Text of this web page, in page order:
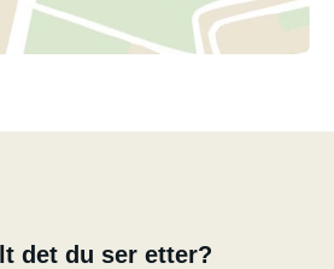
det du ser etter?